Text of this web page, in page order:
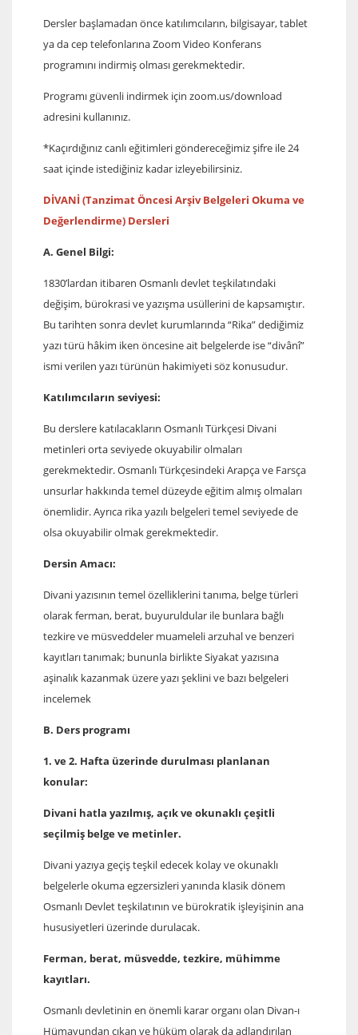
Dersler başlamadan önce katılımcıların, bilgisayar, tablet
ya da cep telefonlarına Zoom Video Konferans
programını indirmiş olması gerekmektedir.
Programı güvenli indirmek için zoom.us/download
adresini kullanınız.
*Kaçırdığınız canlı eğitimleri göndereceğimiz şifre ile 24
saat içinde istediğiniz kadar izleyebilirsiniz.
DİVANİ (Tanzimat Öncesi Arşiv Belgeleri Okuma ve
Değerlendirme) Dersleri
A. Genel Bilgi:
1830’lardan itibaren Osmanlı devlet teşkilatındaki
değişim, bürokrasi ve yazışma usüllerini de kapsamıştır.
Bu tarihten sonra devlet kurumlarında “Rika” dediğimiz
yazı türü hâkim iken öncesine ait belgelerde ise “divânî”
ismi verilen yazı türünün hakimiyeti söz konusudur.
Katılımcıların seviyesi:
Bu derslere katılacakların Osmanlı Türkçesi Divani
metinleri orta seviyede okuyabilir olmaları
gerekmektedir. Osmanlı Türkçesindeki Arapça ve Farsça
unsurlar hakkında temel düzeyde eğitim almış olmaları
önemlidir. Ayrıca rika yazılı belgeleri temel seviyede de
olsa okuyabilir olmak gerekmektedir.
Dersin Amacı:
Divani yazısının temel özelliklerini tanıma, belge türleri
olarak ferman, berat, buyuruldular ile bunlara bağlı
tezkire ve müsveddeler muameleli arzuhal ve benzeri
kayıtları tanımak; bununla birlikte Siyakat yazısına
aşinalık kazanmak üzere yazı şeklini ve bazı belgeleri
incelemek
B. Ders programı
1. ve 2. Hafta üzerinde durulması planlanan
konular:
Divani hatla yazılmış, açık ve okunaklı çeşitli
seçilmiş belge ve metinler.
Divani yazıya geçiş teşkil edecek kolay ve okunaklı
belgelerle okuma egzersizleri yanında klasik dönem
Osmanlı Devlet teşkilatının ve bürokratik işleyişinin ana
hususiyetleri üzerinde durulacak.
Ferman, berat, müsvedde, tezkire, mühimme
kayıtları.
Osmanlı devletinin en önemli karar organı olan Divan-ı
Hümayundan çıkan ve hüküm olarak da adlandırılan